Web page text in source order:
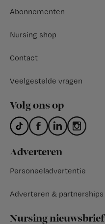
Abonnementen
Nursing shop
Contact
Veelgestelde vragen
Volg ons op
Adverteren
Personeeladvertentie
Adverteren & partnerships
Nursing nieuwsbrief